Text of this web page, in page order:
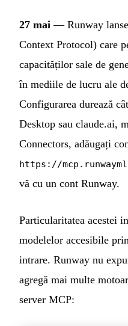
27 mai — Runway
Context Protocol) care
capacităților sale de
în mediile de lucru ale
Configurarea durează
Desktop sau claude.ai,
Connectors, adăugați
https://
vă cu un cont Runway.
Particularitatea acestei
modelelor accesibile
intrare. Runway nu
agregă mai multe
server MCP: